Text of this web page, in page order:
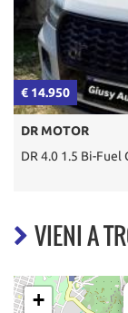
€ 14.950
DR MOTOR
DR 4.0 1.5 Bi-Fuel
VIENI A
+